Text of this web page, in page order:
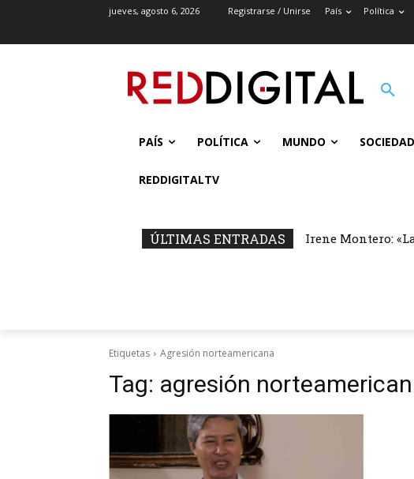
jueves, agosto 6, 2026 Registrarse / Unirse País Política
PAÍS POLÍTICA MUNDO SOCIEDAD
REDDIGITALTV
ÚLTIMAS ENTRADAS Irene Montero:
Etiquetas Agresión norteamericana
Tag: agresión